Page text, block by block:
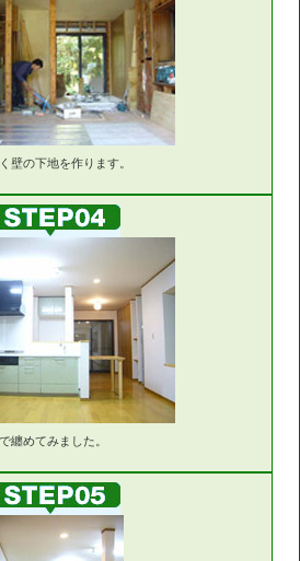
壁の下地を作ります。
纏めてみました。